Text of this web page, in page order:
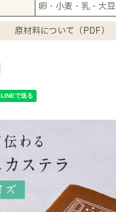
卵・小麦・乳・大豆
原材料について（PDF）